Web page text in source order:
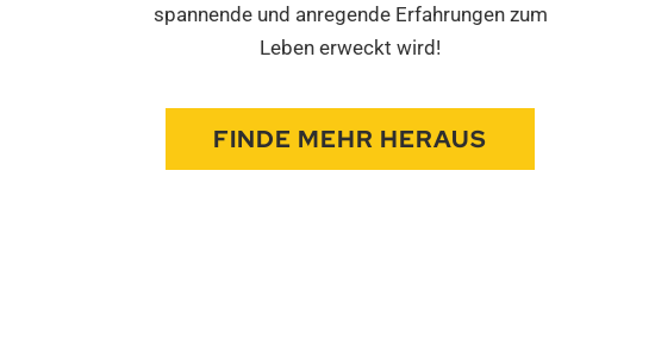
spannende und anregende Erfahrungen zum
Leben erweckt wird!
FINDE MEHR HERAUS